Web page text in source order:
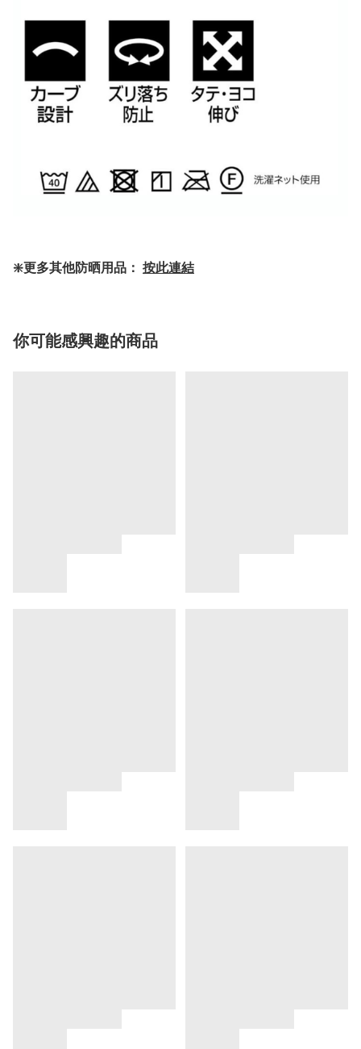
❇️更多其他防晒用品： 按此連結
你可能感興趣的商品